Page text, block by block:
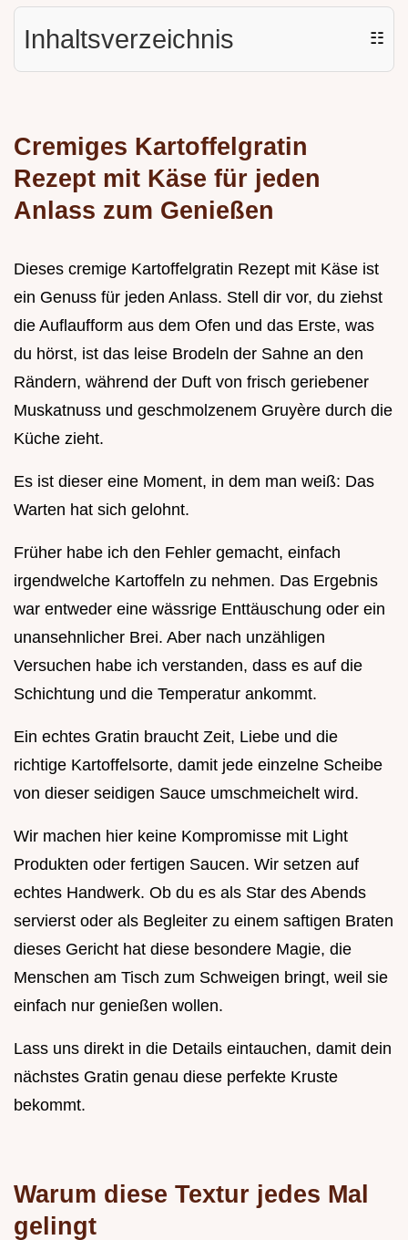
Inhaltsverzeichnis ☷
Cremiges Kartoffelgratin
Rezept mit Käse für jeden
Anlass zum Genießen
Dieses cremige Kartoffelgratin Rezept mit Käse ist
ein Genuss für jeden Anlass. Stell dir vor, du ziehst
die Auflaufform aus dem Ofen und das Erste, was
du hörst, ist das leise Brodeln der Sahne an den
Rändern, während der Duft von frisch geriebener
Muskatnuss und geschmolzenem Gruyère durch die
Küche zieht.
Es ist dieser eine Moment, in dem man weiß: Das
Warten hat sich gelohnt.
Früher habe ich den Fehler gemacht, einfach
irgendwelche Kartoffeln zu nehmen. Das Ergebnis
war entweder eine wässrige Enttäuschung oder ein
unansehnlicher Brei. Aber nach unzähligen
Versuchen habe ich verstanden, dass es auf die
Schichtung und die Temperatur ankommt.
Ein echtes Gratin braucht Zeit, Liebe und die
richtige Kartoffelsorte, damit jede einzelne Scheibe
von dieser seidigen Sauce umschmeichelt wird.
Wir machen hier keine Kompromisse mit Light
Produkten oder fertigen Saucen. Wir setzen auf
echtes Handwerk. Ob du es als Star des Abends
servierst oder als Begleiter zu einem saftigen Braten
dieses Gericht hat diese besondere Magie, die
Menschen am Tisch zum Schweigen bringt, weil sie
einfach nur genießen wollen.
Lass uns direkt in die Details eintauchen, damit dein
nächstes Gratin genau diese perfekte Kruste
bekommt.
Warum diese Textur jedes Mal
gelingt